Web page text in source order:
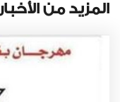
المزيد من الأخبار